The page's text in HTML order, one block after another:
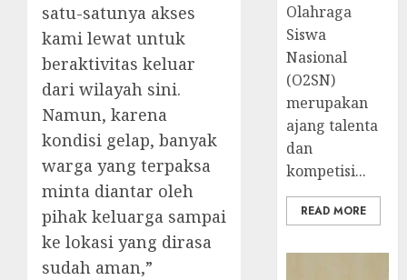
satu-satunya akses
kami lewat untuk
beraktivitas keluar
dari wilayah sini.
Namun, karena
kondisi gelap, banyak
warga yang terpaksa
minta diantar oleh
pihak keluarga sampai
ke lokasi yang dirasa
sudah aman,”
Olahraga
Siswa
Nasional
(O2SN)
merupakan
ajang talenta
dan
kompetisi...
READ MORE